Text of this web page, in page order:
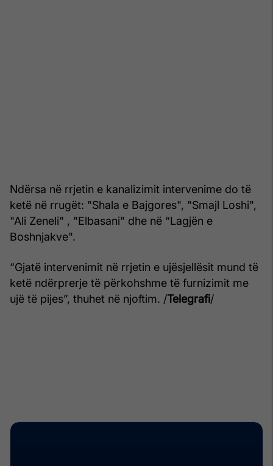
Ndërsa në rrjetin e kanalizimit intervenime do të
ketë në rrugët: "Shala e Bajgores", "Smajl Loshi",
"Ali Zeneli" , "Elbasani" dhe në “Lagjën e
Boshnjakve".
“Gjatë intervenimit në rrjetin e ujësjellësit mund të
ketë ndërprerje të përkohshme të furnizimit me
ujë të pijes”, thuhet në njoftim. /Telegrafi/